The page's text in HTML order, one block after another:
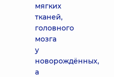
мягких
тканей,
головного
мозга
у
новорождённых,
а